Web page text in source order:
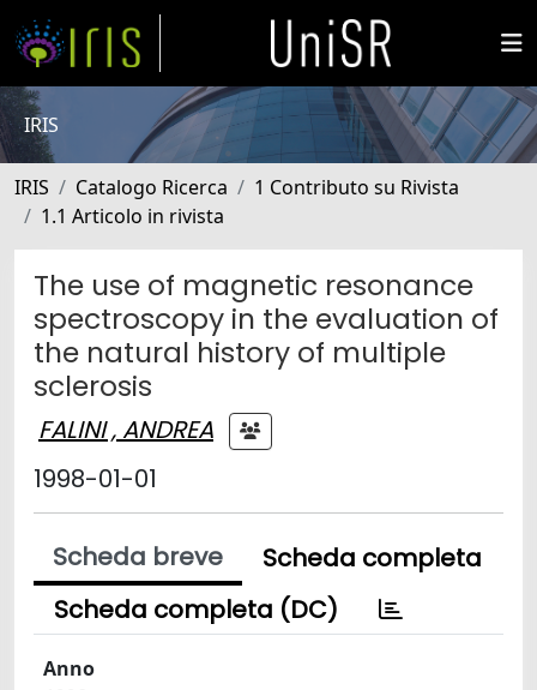
IRIS
IRIS Catalogo Ricerca
1 Contributo su Rivista
1.1 Articolo in rivista
The use of magnetic resonance
spectroscopy in the evaluation of
the natural history of multiple
sclerosis
FALINI , ANDREA
1998-01-01
Scheda breve
Scheda completa
Scheda completa (DC)
Anno